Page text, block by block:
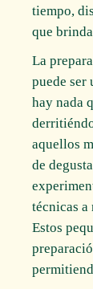
tiempo,
que
La
puede ser
hay nada
aquellos
de
técnicas a
Estos